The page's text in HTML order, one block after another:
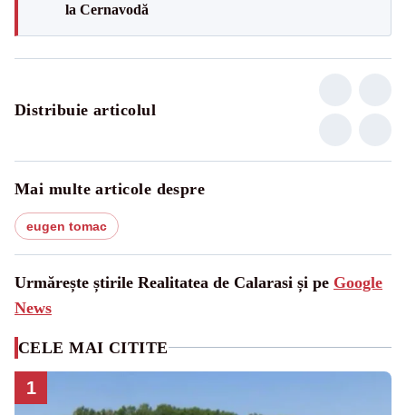
la Cernavodă
Distribuie articolul
Mai multe articole despre
eugen tomac
Urmărește știrile Realitatea de Calarasi și pe Google
News
CELE MAI CITITE
1